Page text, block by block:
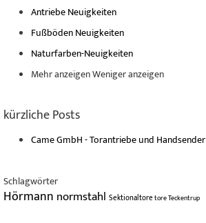
Antriebe Neuigkeiten
Fußböden Neuigkeiten
Naturfarben-Neuigkeiten
Mehr anzeigenWeniger anzeigen
kürzliche Posts
Came GmbH - Torantriebe und Handsender
Schlagwörter
Hörmann normstahl SektionaltoretoreTeckentrup